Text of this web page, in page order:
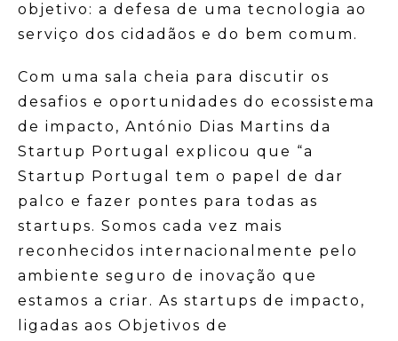
objetivo: a defesa de uma tecnologia ao
serviço dos cidadãos e do bem comum.
Com uma sala cheia para discutir os
desafios e oportunidades do ecossistema
de impacto, António Dias Martins da
Startup Portugal explicou que “a
Startup Portugal tem o papel de dar
palco e fazer pontes para todas as
startups. Somos cada vez mais
reconhecidos internacionalmente pelo
ambiente seguro de inovação que
estamos a criar. As startups de impacto,
ligadas aos Objetivos de